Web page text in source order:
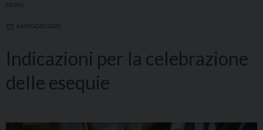
NEWS
6 MAGGIO 2020
Indicazioni per la celebrazione
delle esequie